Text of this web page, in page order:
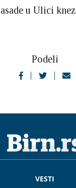
u Ulici
Podeli
VESTI